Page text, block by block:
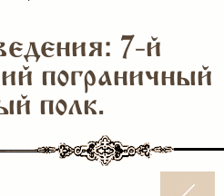
7-й
пограничный
полк.